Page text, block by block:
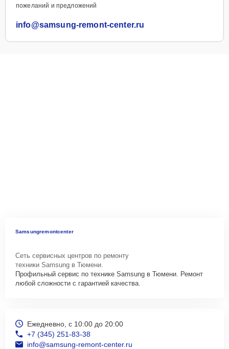
пожеланий и предложений
info@samsung-remont-center.ru
Samsungremontcenter
Сеть сервисных центров по ремонту
техники Samsung в Тюмени.
Профильный сервис по технике Samsung в Тюмени. Ремонт
любой сложности с гарантией качества.
Ежедневно, с 10:00 до 20:00
+7 (345) 251-83-38
info@samsung-remont-center.ru